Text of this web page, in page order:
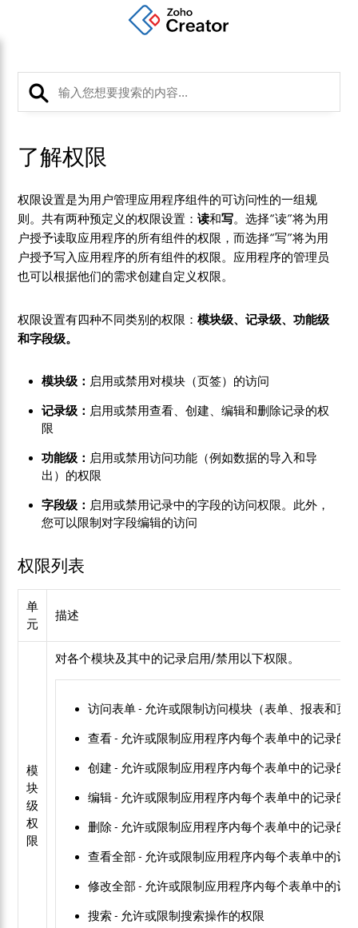
了解权限
权限设置是为用户管理应用程序组件的可访问性的一组规
则。共有两种预定义的权限设置：读和写。选择“读”将为用
户授予读取应用程序的所有组件的权限，而选择“写”将为用
户授予写入应用程序的所有组件的权限。应用程序的管理员
也可以根据他们的需求创建自定义权限。
权限设置有四种不同类别的权限：模块级、记录级、功能级
和字段级。
模块级： 启用或禁用对模块（页签）的访问
记录级： 启用或禁用查看、创建、编辑和删除记录的权
限
功能级： 启用或禁用访问功能（例如数据的导入和导
出）的权限
字段级： 启用或禁用记录中的字段的访问权限。此外，
您可以限制对字段编辑的访问
权限列表
单
元
描述
模
块
级
权
限
对各个模块及其中的记录启用/禁用以下权限。
访问表单 - 允许或限制访问模块（表单、报表和页
查看 - 允许或限制应用程序内每个表单中的记录的
创建 - 允许或限制应用程序内每个表单中的记录的
编辑 - 允许或限制应用程序内每个表单中的记录的
删除 - 允许或限制应用程序内每个表单中的记录的
查看全部 - 允许或限制应用程序内每个表单中的记
修改全部 - 允许或限制应用程序内每个表单中的记
搜索 - 允许或限制搜索操作的权限